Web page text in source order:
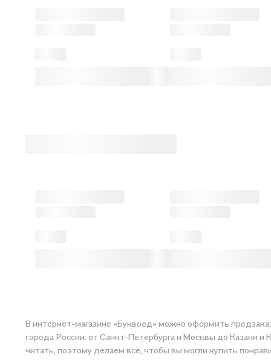
В интернет-магазине «Буквоед» можно оформить
города России: от Санкт-Петербурга и Москвы до Казани и
читать, поэтому делаем всё, чтобы вы могли купить